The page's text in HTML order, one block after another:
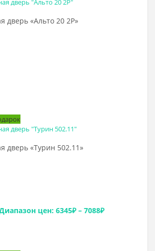
дверь «Альто 20 2P»
Выбрать >
дверь «Турин 502.11»
цен: 6345₽ – 7088₽
Выбрать >